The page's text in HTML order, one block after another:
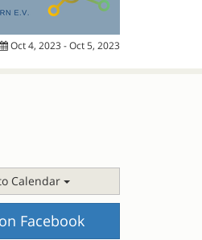
Oct 4, 2023 - Oct 5, 2023
Calendar
Facebook